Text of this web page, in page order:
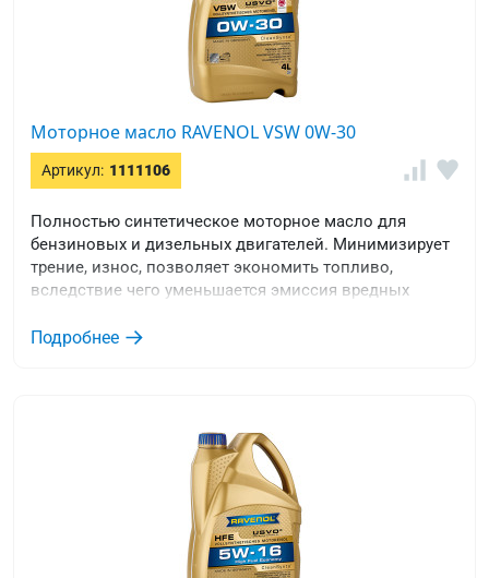
Моторное масло RAVENOL VSW 0W-30
Артикул: 1111106
Полностью синтетическое моторное масло для
бензиновых и дизельных двигателей. Минимизирует
трение, износ, позволяет экономить топливо,
вследствие чего уменьшается эмиссия вредных
Подробнее